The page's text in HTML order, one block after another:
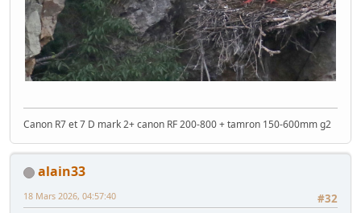
Canon R7 et 7 D mark 2+ canon RF 200-800 + tamron 150-600mm g2
alain33
#32
18 Mars 2026, 04:57:40